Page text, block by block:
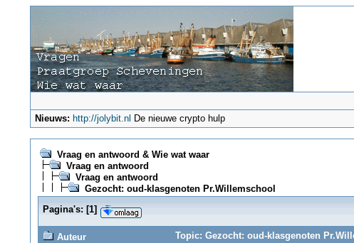
Nieuws: http://jolybit.nl De nieuwe crypto hulp
Vraag en antwoord & Wie wat waar
Vraag en antwoord
Vraag en antwoord
Gezocht: oud-klasgenoten Pr.Willemschool
Pagina's: [1]
Auteur
Topic: Gezocht: oud-klasgenoten